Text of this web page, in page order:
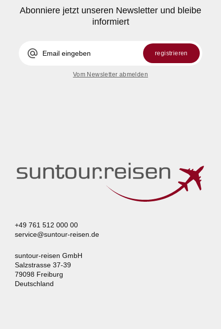
Abonniere jetzt unseren Newsletter und bleibe
informiert
alternate_email registrieren
Vom Newsletter abmelden
+49 761 512 000 00
service@suntour-reisen.de
suntour-reisen GmbH
Salzstrasse 37-39
79098 Freiburg
Deutschland